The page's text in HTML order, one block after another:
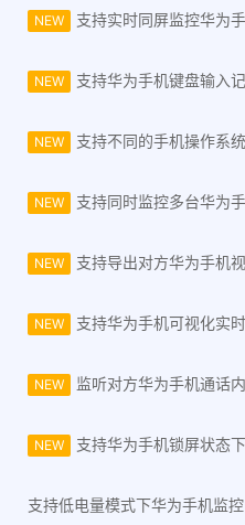
NEW 支持实时同屏监控华为手
NEW 支持华为手机键盘输入记
NEW 支持不同的手机操作系统
NEW 支持同时监控多台华为
NEW 支持导出对方华为手机
NEW 支持华为手机可视化实时
NEW 监听对方华为手机通话
NEW 支持华为手机锁屏状态
支持低电量模式下华为手机监控